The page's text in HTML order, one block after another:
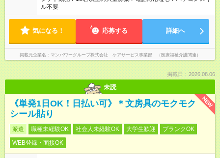
ル不要
気になる！ 応募する 詳細へ
掲載元企業名 マンパワーグループ株式会社 ケアサービス事業部 （医療福祉介護関連）
掲載日：2026.08.06
未読
NEW
《単発1日OK！日払い可》＊文房具のモクモク
シール貼り
派遣 職種未経験OK 社会人未経験OK 大学生歓迎
ブランクOK
WEB登録・面接OK